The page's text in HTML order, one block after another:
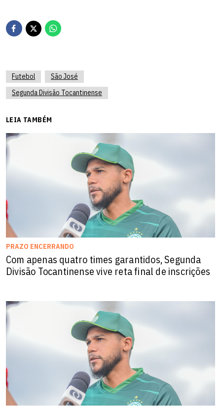
Futebol
São José
Segunda Divisão Tocantinense
LEIA TAMBÉM
PRAZO ENCERRANDO
Com apenas quatro times garantidos, Segunda
Divisão Tocantinense vive reta final de inscrições